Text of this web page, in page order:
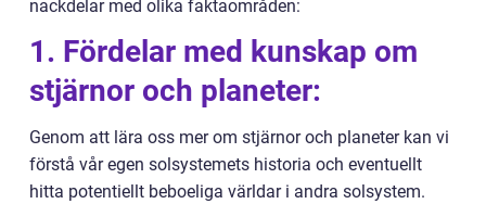
nackdelar med olika faktaområden:
1. Fördelar med kunskap om
stjärnor och planeter:
Genom att lära oss mer om stjärnor och planeter kan vi
förstå vår egen solsystemets historia och eventuellt
hitta potentiellt beboeliga världar i andra solsystem.